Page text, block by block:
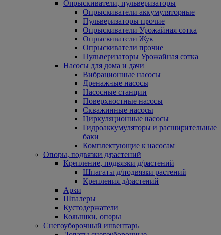
Опрыскиватели, пульверизаторы
Опрыскиватели аккумуляторные
Пульверизаторы прочие
Опрыскиватели Урожайная сотка
Опрыскиватели Жук
Опрыскиватели прочие
Пульверизаторы Урожайная сотка
Насосы для дома и дачи
Вибрационные насосы
Дренажные насосы
Насосные станции
Поверхностные насосы
Скважинные насосы
Циркуляционные насосы
Гидроаккумуляторы и расширительные
баки
Комплектующие к насосам
Опоры, подвязки д/растений
Крепление, подвязки д/растений
Шпагаты д/подвязки растений
Крепления д/растений
Арки
Шпалеры
Кустодержатели
Колышки, опоры
Снегоуборочный инвентарь